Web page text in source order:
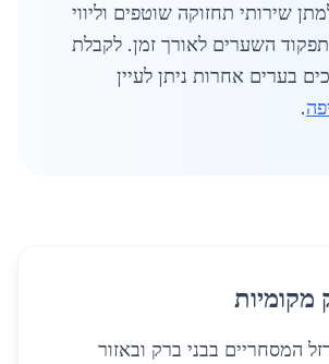
שירותי תחזוקה שוטפים וליווי
השערים לאורך זמן. לקבלת
בערים אחרות ניתן לעיין
.
מקומיות
המסחריים בבני ברק ובאזור